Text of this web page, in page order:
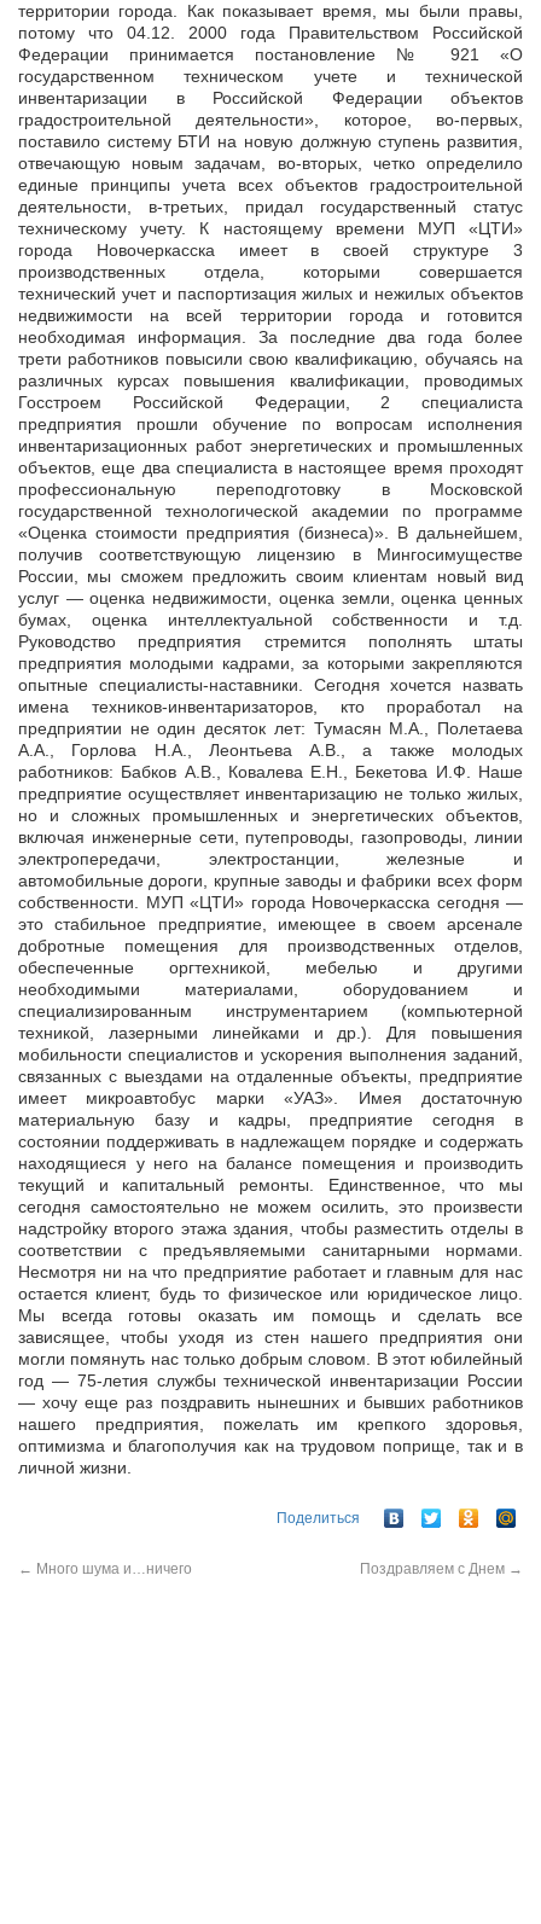
территории города. Как показывает время, мы были правы,
потому что 04.12. 2000 года Правительством Российской
Федерации принимается постановление № 921 «О
государственном техническом учете и технической
инвентаризации в Российской Федерации объектов
градостроительной деятельности», которое, во-первых,
поставило систему БТИ на новую должную ступень развития,
отвечающую новым задачам, во-вторых, четко определило
единые принципы учета всех объектов градостроительной
деятельности, в-третьих, придал государственный статус
техническому учету. К настоящему времени МУП «ЦТИ»
города Новочеркасска имеет в своей структуре 3
производственных отдела, которыми совершается
технический учет и паспортизация жилых и нежилых объектов
недвижимости на всей территории города и готовится
необходимая информация. За последние два года более
трети работников повысили свою квалификацию, обучаясь на
различных курсах повышения квалификации, проводимых
Госстроем Российской Федерации, 2 специалиста
предприятия прошли обучение по вопросам исполнения
инвентаризационных работ энергетических и промышленных
объектов, еще два специалиста в настоящее время проходят
профессиональную переподготовку в Московской
государственной технологической академии по программе
«Оценка стоимости предприятия (бизнеса)». В дальнейшем,
получив соответствующую лицензию в Мингосимуществе
России, мы сможем предложить своим клиентам новый вид
услуг — оценка недвижимости, оценка земли, оценка ценных
бумах, оценка интеллектуальной собственности и т.д.
Руководство предприятия стремится пополнять штаты
предприятия молодыми кадрами, за которыми закрепляются
опытные специалисты-наставники. Сегодня хочется назвать
имена техников-инвентаризаторов, кто проработал на
предприятии не один десяток лет: Тумасян М.А., Полетаева
А.А., Горлова Н.А., Леонтьева А.В., а также молодых
работников: Бабков А.В., Ковалева Е.Н., Бекетова И.Ф. Наше
предприятие осуществляет инвентаризацию не только жилых,
но и сложных промышленных и энергетических объектов,
включая инженерные сети, путепроводы, газопроводы, линии
электропередачи, электростанции, железные и
автомобильные дороги, крупные заводы и фабрики всех форм
собственности. МУП «ЦТИ» города Новочеркасска сегодня —
это стабильное предприятие, имеющее в своем арсенале
добротные помещения для производственных отделов,
обеспеченные оргтехникой, мебелью и другими
необходимыми материалами, оборудованием и
специализированным инструментарием (компьютерной
техникой, лазерными линейками и др.). Для повышения
мобильности специалистов и ускорения выполнения заданий,
связанных с выездами на отдаленные объекты, предприятие
имеет микроавтобус марки «УАЗ». Имея достаточную
материальную базу и кадры, предприятие сегодня в
состоянии поддерживать в надлежащем порядке и содержать
находящиеся у него на балансе помещения и производить
текущий и капитальный ремонты. Единственное, что мы
сегодня самостоятельно не можем осилить, это произвести
надстройку второго этажа здания, чтобы разместить отделы в
соответствии с предъявляемыми санитарными нормами.
Несмотря ни на что предприятие работает и главным для нас
остается клиент, будь то физическое или юридическое лицо.
Мы всегда готовы оказать им помощь и сделать все
зависящее, чтобы уходя из стен нашего предприятия они
могли помянуть нас только добрым словом. В этот юбилейный
год — 75-летия службы технической инвентаризации России
— хочу еще раз поздравить нынешних и бывших работников
нашего предприятия, пожелать им крепкого здоровья,
оптимизма и благополучия как на трудовом поприще, так и в
личной жизни.
Поделиться
← Много шума и…ничего Поздравляем с Днем →